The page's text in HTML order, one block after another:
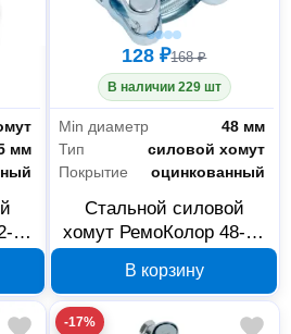
мм
55
128 ₽168 ₽
В наличии 229 шт
Min диаметр
48 мм
Тип
силовой хомут
Покрытие
оцинкованный
Стальной силовой
хомут РемоКолор 48-51
В корзину
-17%